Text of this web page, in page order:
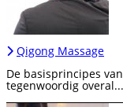
Qigong Massage
De basisprincipes
tegenwoordig overal...